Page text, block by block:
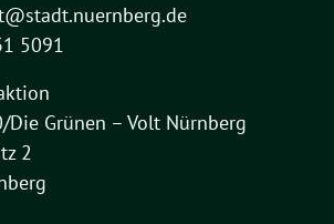
5091
Die Grünen – Volt Nürnberg
2